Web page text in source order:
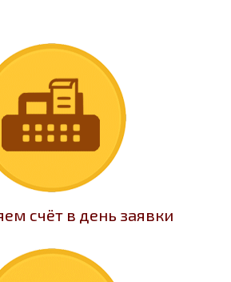
счёт в день заявки